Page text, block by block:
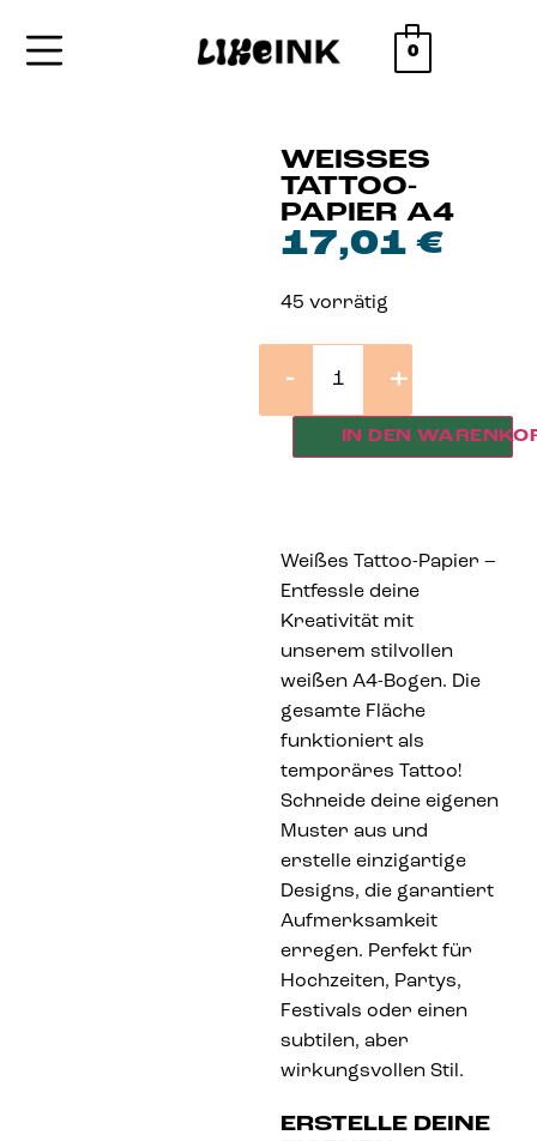
0
WEISSES T
ATTOO-P
APIER A4
17,01 €
45 vorrätig
- +
IN DEN
Weißes Tattoo-Papier –
Entfessle deine
Kreativität mit
unserem stilvollen
weißen A4-Bogen. Die
gesamte Fläche
funktioniert als
temporäres Tattoo!
Schneide deine eigenen
Muster aus und
erstelle einzigartige
Designs, die garantiert
Aufmerksamkeit
erregen. Perfekt für
Hochzeiten, Partys,
Festivals oder einen
subtilen, aber
wirkungsvollen Stil.
ERSTELLE DEINE